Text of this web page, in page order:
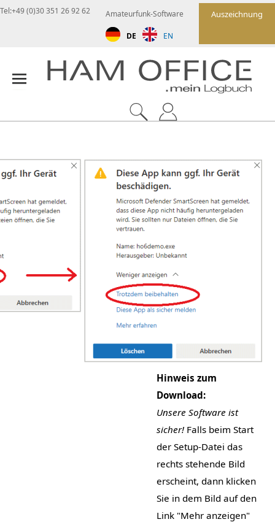
Auszeichnung
Amateurfunk-Software
DE EN
Tel:+49 (0)30 351 26 92 62
Hinweis zum
Download:
Unsere Software ist
sicher!Falls beim Start
der Setup-Datei das
rechts stehende Bild
erscheint, dann klicken
Sie in dem Bild auf den
Link "Mehr anzeigen"